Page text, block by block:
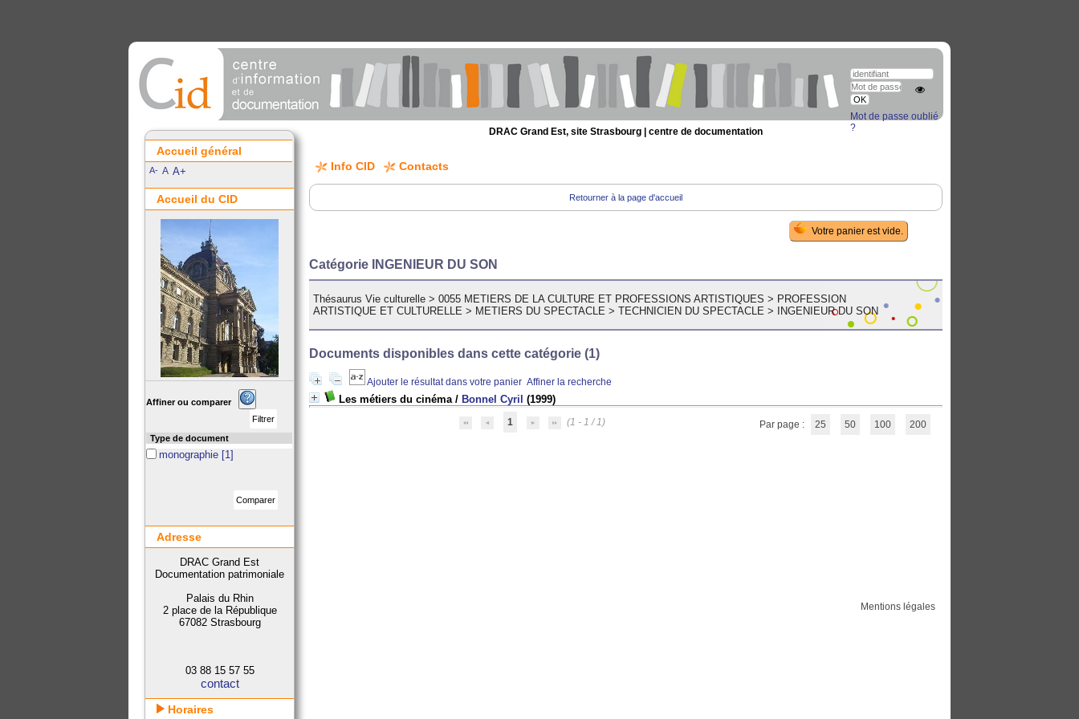
DRAC Grand Est, site Strasbourg | centre de documentation
Info CID Contacts
Retourner à la page d'accueil
Catégorie INGENIEUR DU SON
Thésaurus Vie culturelle >0055 METIERS DE LA CULTURE ET PROFESSIONS ARTISTIQUES > PROFESSION
ARTISTIQUE ET CULTURELLE > METIERS DU SPECTACLE >TECHNICIEN DU SPECTACLE > INGENIEUR DU SON
Documents disponibles dans cette catégorie (1)
Ajouter le résultat dans votre panier Affiner la recherche
Les métiers du cinéma/ Bonnel Cyril (1999)
1 (1 - 1 / 1) Par page : 25 50 100 200
Mentions légales
Accueil général
A- A A+
Accueil du CID
Mot de passe oublié
?
Affiner ou comparer
Type de document
monographie [1]
Adresse
DRAC Grand Est
Documentation patrimoniale
Palais du Rhin
2 place de la République
67082 Strasbourg
03 88 15 57 55
contact
Horaires